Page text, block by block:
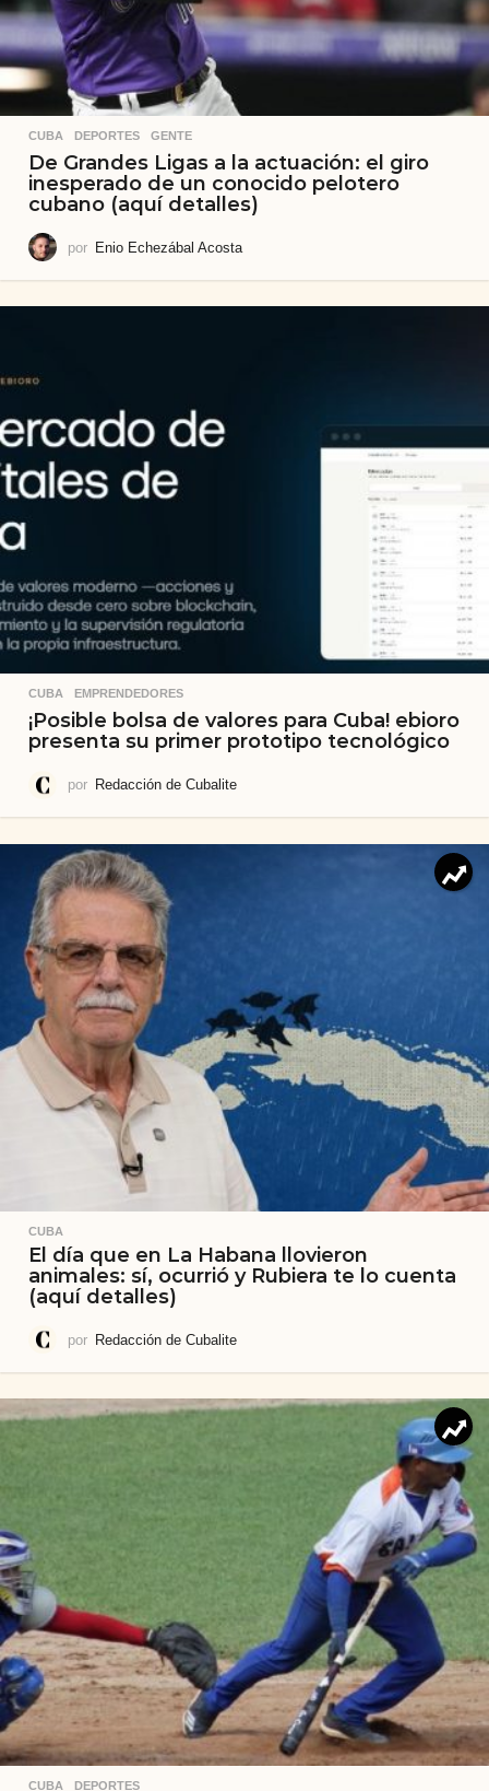
CUBA ,DEPORTES ,GENTE
De Grandes Ligas a la actuación: el giro
inesperado de un conocido pelotero
cubano (aquí detalles)
por Enio Echezábal Acosta
CUBA ,EMPRENDEDORES
¡Posible bolsa de valores para Cuba! ebioro
presenta su primer prototipo tecnológico
por Redacción de Cubalite
CUBA
El día que en La Habana llovieron
animales: sí, ocurrió y Rubiera te lo cuenta
(aquí detalles)
por Redacción de Cubalite
CUBA ,DEPORTES